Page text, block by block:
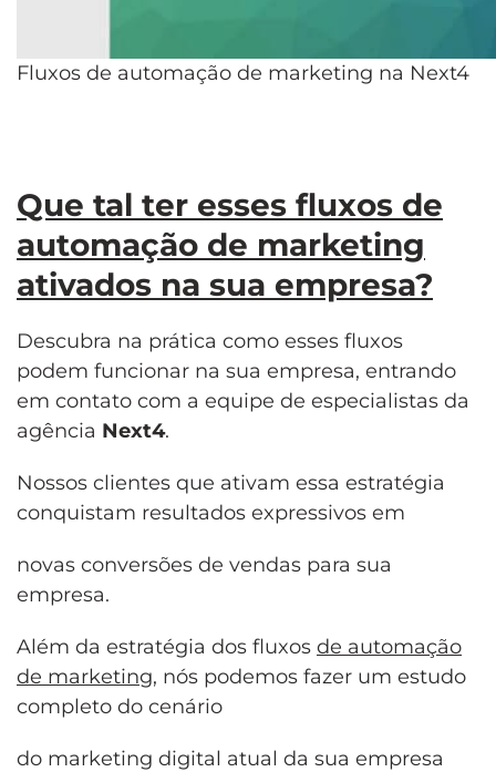
Fluxos de automação de marketing na Next4
Que tal ter esses fluxos de
automação de marketing
ativados na sua empresa?
Descubra na prática como esses fluxos
podem funcionar na sua empresa, entrando
em contato com a equipe de especialistas da
agência Next4.
Nossos clientes que ativam essa estratégia
conquistam resultados expressivos em
novas conversões de vendas para sua
empresa.
Além da estratégia dos fluxos de automação
de marketing, nós podemos fazer um estudo
completo do cenário
do marketing digital atual da sua empresa